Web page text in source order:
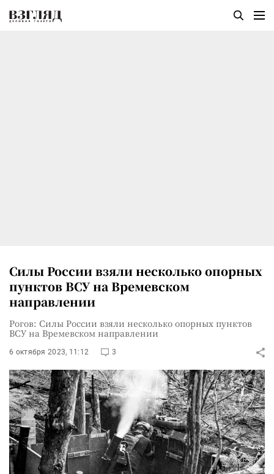
Силы России взяли несколько опорных
пунктов ВСУ на Времевском
направлении
Рогов: Силы России взяли несколько опорных пунктов
ВСУ на Времевском направлении
6 октября 2023, 11:12 3